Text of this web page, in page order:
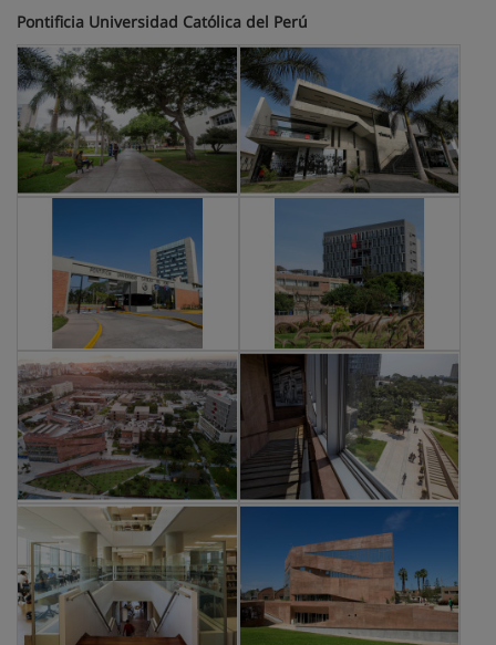
Pontificia Universidad Católica del Perú